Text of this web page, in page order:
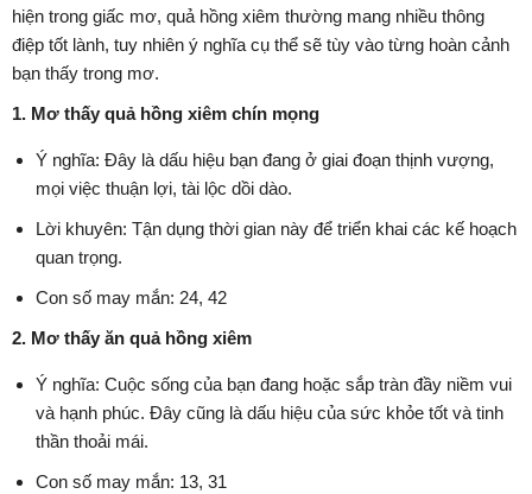
hiện trong giấc mơ, quả hồng xiêm thường mang nhiều thông
điệp tốt lành, tuy nhiên ý nghĩa cụ thể sẽ tùy vào từng hoàn cảnh
bạn thấy trong mơ.
1. Mơ thấy quả hồng xiêm chín mọng
Ý nghĩa: Đây là dấu hiệu bạn đang ở giai đoạn thịnh vượng,
mọi việc thuận lợi, tài lộc dồi dào.
Lời khuyên: Tận dụng thời gian này để triển khai các kế hoạch
quan trọng.
Con số may mắn: 24, 42
2. Mơ thấy ăn quả hồng xiêm
Ý nghĩa: Cuộc sống của bạn đang hoặc sắp tràn đầy niềm vui
và hạnh phúc. Đây cũng là dấu hiệu của sức khỏe tốt và tinh
thần thoải mái.
Con số may mắn: 13, 31